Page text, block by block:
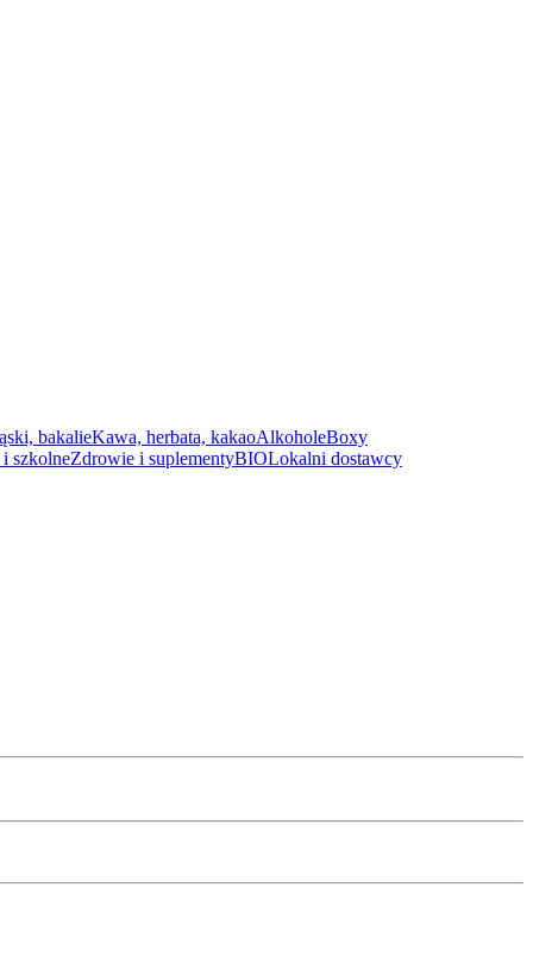
bakalieKawa, herbata, kakaoAlkoholeBoxy
szkolneZdrowie i suplementyBIOLokalni dostawcy